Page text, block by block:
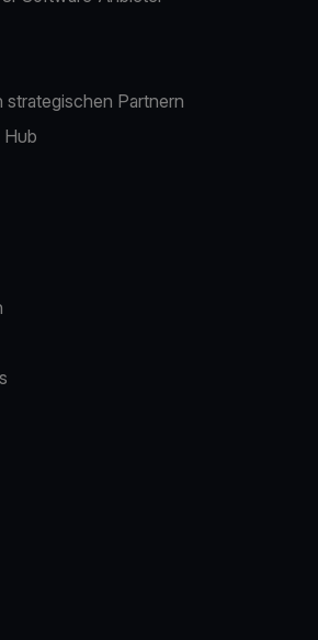
strategischen Partnern
Hub